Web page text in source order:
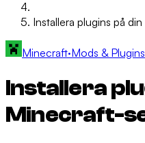
Installera plugins på
Minecraft·Mods & Plugins
Installera
Minecraft-